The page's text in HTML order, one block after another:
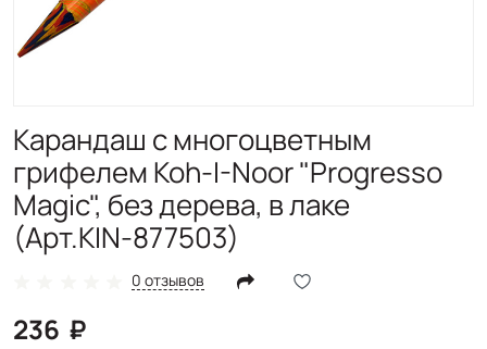
Карандаш с многоцветным
грифелем Koh-I-Noor "Progresso
Magic", без дерева, в лаке
(Арт.KIN-877503)
0 отзывов
236